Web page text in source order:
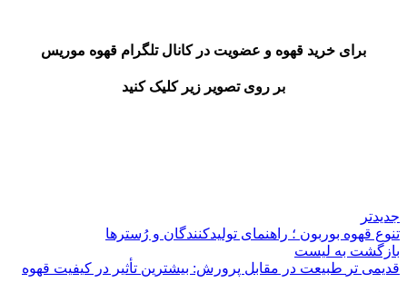
برای خرید قهوه و عضویت در کانال تلگرام قهوه موریس
بر روی تصویر زیر کلیک کنید
جدیدتر
تنوع قهوه بوربون ؛ راهنمای تولیدکنندگان و رُسترها
بازگشت به لیست
قدیمی تر طبیعت در مقابل پرورش: بیشترین تأثیر در کیفیت قهوه